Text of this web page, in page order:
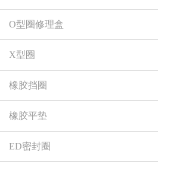
O型圈修理盒
X型圈
橡胶挡圈
橡胶平垫
ED密封圈